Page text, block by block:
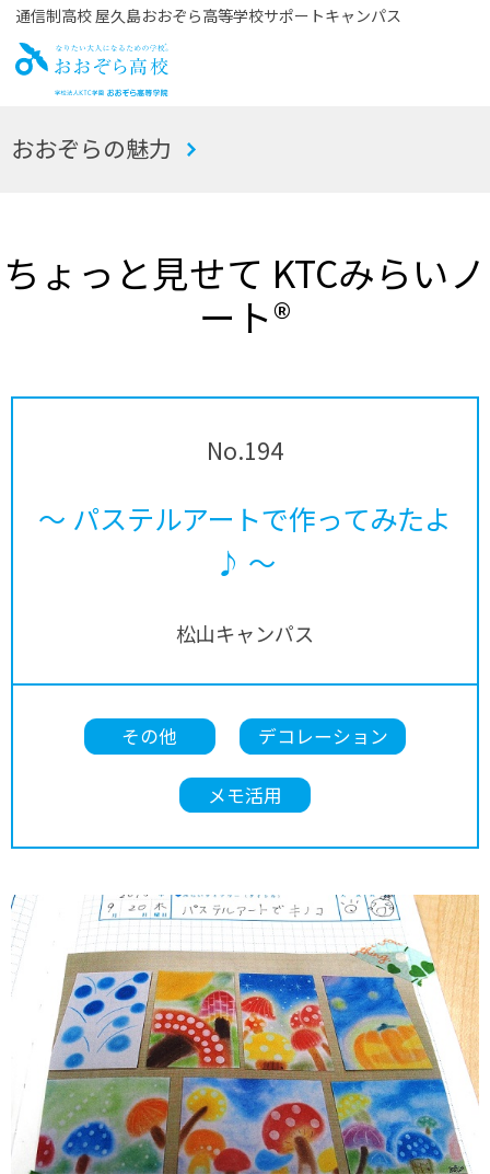
通信制高校 屋久島おおぞら高等学校サポートキャンパス
お
おおぞらの魅力
ちょっと見せて KTCみらいノ
ート®
No.194
～ パステルアートで作ってみたよ
♪ ～
松山キャンパス
その他 デコレーション
メモ活用